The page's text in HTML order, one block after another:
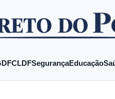
CLDFSegurançaEducação